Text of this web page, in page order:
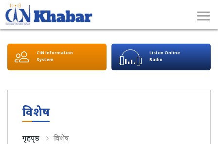
CIN Information
System
Listen Online
Radio
विशेष
गृहपृष्ठ विशेष